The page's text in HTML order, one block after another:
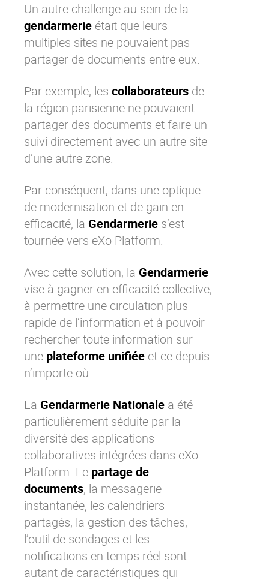
Un autre challenge au sein de la
gendarmerie était que leurs
multiples sites ne pouvaient pas
partager de documents entre eux.
Par exemple, les collaborateurs de
la région parisienne ne pouvaient
partager des documents et faire un
suivi directement avec un autre site
d’une autre zone.
Par conséquent, dans une optique
de modernisation et de gain en
efficacité, la Gendarmerie s’est
tournée vers eXo Platform.
Avec cette solution, la Gendarmerie
vise à gagner en efficacité collective,
à permettre une circulation plus
rapide de l’information et à pouvoir
rechercher toute information sur
une plateforme unifiée et ce depuis
n’importe où.
La Gendarmerie Nationale a été
particulièrement séduite par la
diversité des applications
collaboratives intégrées dans eXo
Platform. Le partage de
documents, la messagerie
instantanée, les calendriers
partagés, la gestion des tâches,
l’outil de sondages et les
notifications en temps réel sont
autant de caractéristiques qui